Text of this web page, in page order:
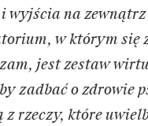
na zewnątrz
w którym się
jest zestaw
zadbać o zdrowie
z rzeczy, które